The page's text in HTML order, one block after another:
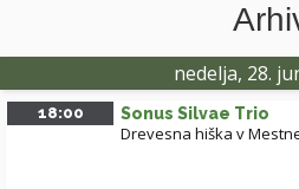
nedelja, 28.
18:00 Sonus Silvae Trio
Drevesna hiška v